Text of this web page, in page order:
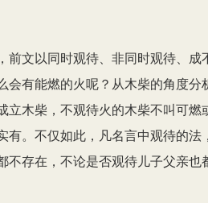
前文以同时观待、非同时观待、成
会有能燃的火呢？从木柴的角度分
立木柴，不观待火的木柴不叫可燃
有。不仅如此，凡名言中观待的法
不存在，不论是否观待儿子父亲也